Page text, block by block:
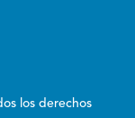
los derechos